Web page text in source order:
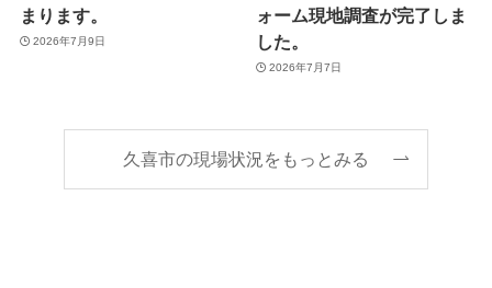
まります。
2026年7月9日
ォーム現地調査が完了しま
した。
2026年7月7日
久喜市の現場状況をもっとみる